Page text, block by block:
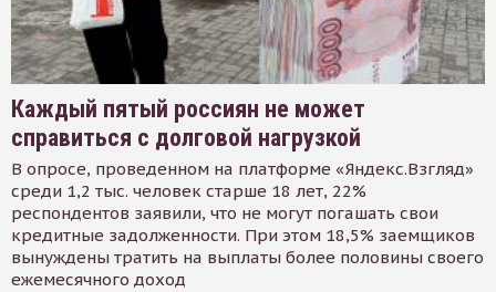
Каждый пятый россиян не может
справиться с долговой нагрузкой
В опросе, проведенном на платформе «Яндекс.Взгляд»
среди 1,2 тыс. человек старше 18 лет, 22%
респондентов заявили, что не могут погашать свои
кредитные задолженности. При этом 18,5% заемщиков
вынуждены тратить на выплаты более половины своего
ежемесячного доход